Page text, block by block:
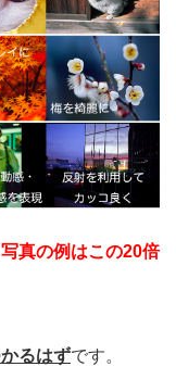
写真の例はこの20倍
るはずです。